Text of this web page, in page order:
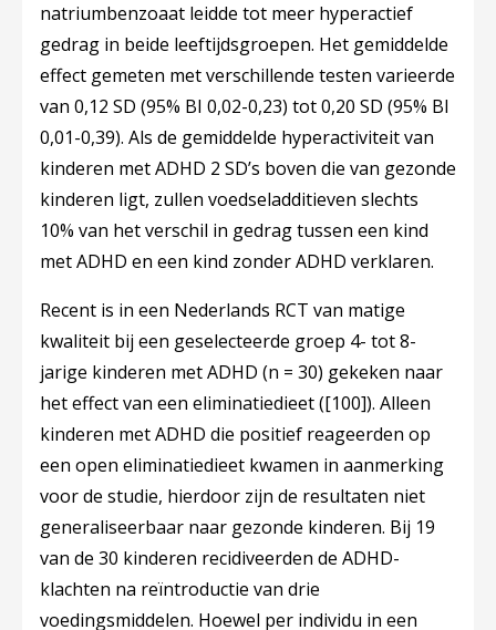
natriumbenzoaat leidde tot meer hyperactief
gedrag in beide leeftijdsgroepen. Het gemiddelde
effect gemeten met verschillende testen varieerde
van 0,12 SD (95% BI 0,02-0,23) tot 0,20 SD (95% BI
0,01-0,39). Als de gemiddelde hyperactiviteit van
kinderen met ADHD 2 SD’s boven die van gezonde
kinderen ligt, zullen voedseladditieven slechts
10% van het verschil in gedrag tussen een kind
met ADHD en een kind zonder ADHD verklaren.
Recent is in een Nederlands RCT van matige
kwaliteit bij een geselecteerde groep 4- tot 8-
jarige kinderen met ADHD (n = 30) gekeken naar
het effect van een eliminatiedieet ([100]). Alleen
kinderen met ADHD die positief reageerden op
een open eliminatiedieet kwamen in aanmerking
voor de studie, hierdoor zijn de resultaten niet
generaliseerbaar naar gezonde kinderen. Bij 19
van de 30 kinderen recidiveerden de ADHD-
klachten na reïntroductie van drie
voedingsmiddelen. Hoewel per individu in een